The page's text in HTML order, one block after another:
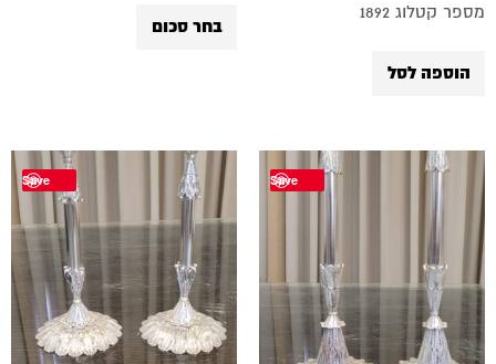
מספר קטלוג 1892
הוספה לסל
בחר סכום
Save
Save